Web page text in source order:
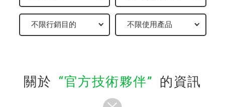
關於 官方技術夥伴 的資訊